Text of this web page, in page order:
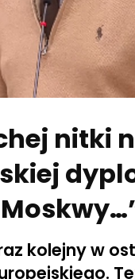
nitki
kolejny w